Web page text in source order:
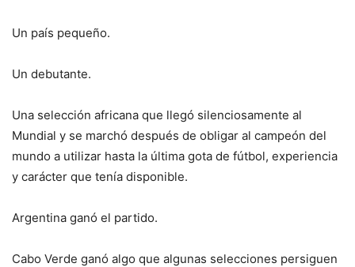
Un país pequeño.
Un debutante.
Una selección africana que llegó silenciosamente al
Mundial y se marchó después de obligar al campeón del
mundo a utilizar hasta la última gota de fútbol, experiencia
y carácter que tenía disponible.
Argentina ganó el partido.
Cabo Verde ganó algo que algunas selecciones persiguen